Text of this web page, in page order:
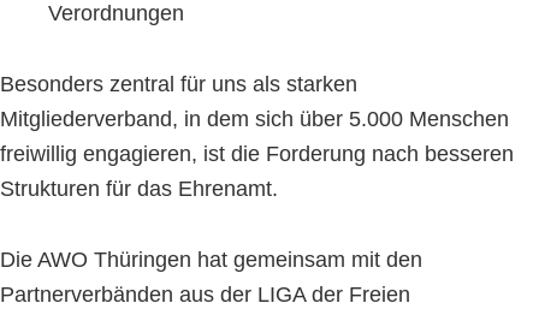
Verordnungen
Besonders zentral für uns als starken
Mitgliederverband, in dem sich über 5.000 Menschen
freiwillig engagieren, ist die Forderung nach besseren
Strukturen für das Ehrenamt.
Die AWO Thüringen hat gemeinsam mit den
Partnerverbänden aus der LIGA der Freien